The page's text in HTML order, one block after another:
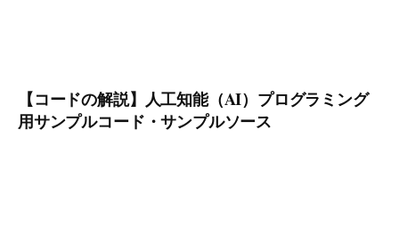
【コードの解説】人工知能（AI）プログラミング
用サンプルコード・サンプルソース